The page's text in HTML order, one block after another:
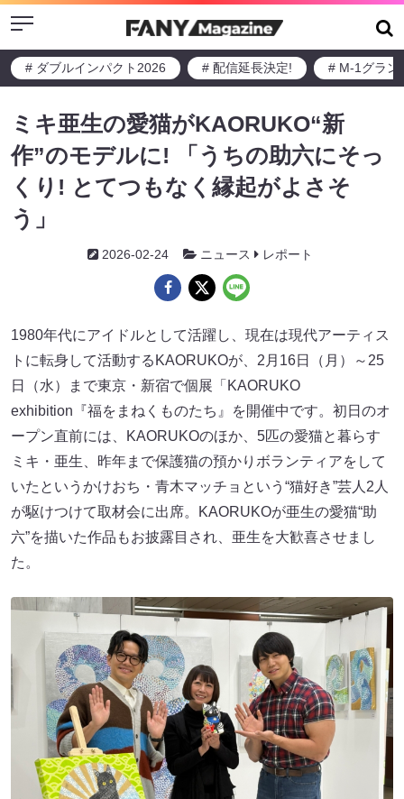
Menu
# ダブルインパクト2026 # 配信延長決定! # M-1グラン
ミキ亜生の愛猫がKAORUKO“新
作”のモデルに! 「うちの助六にそっ
くり! とてつもなく縁起がよさそ
う」
2026-02-24 ニュース レポート
1980年代にアイドルとして活躍し、現在は現代アーティス
トに転身して活動するKAORUKOが、2月16日（月）～25
日（水）まで東京・新宿で個展「KAORUKO
exhibition『福をまねくものたち』を開催中です。初日のオ
ープン直前には、KAORUKOのほか、5匹の愛猫と暮らす
ミキ・亜生、昨年まで保護猫の預かりボランティアをして
いたというかけおち・青木マッチョという“猫好き”芸人2人
が駆けつけて取材会に出席。KAORUKOが亜生の愛猫“助
六”を描いた作品もお披露目され、亜生を大歓喜させまし
た。